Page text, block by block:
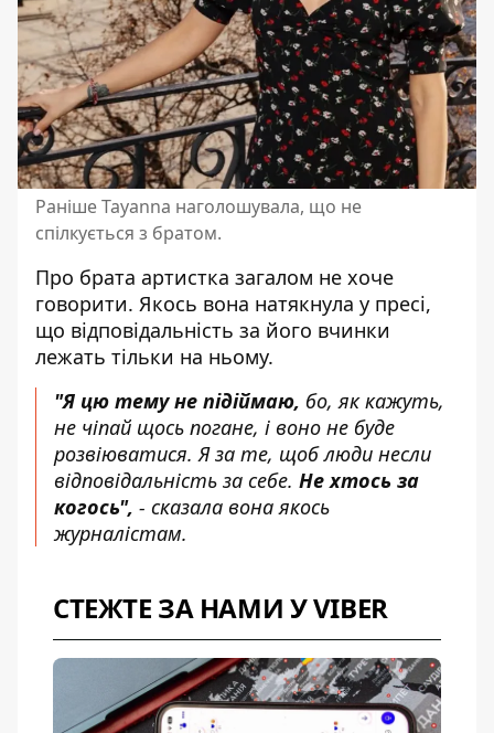
Раніше Tayanna наголошувала, що не
спілкується з братом.
Про брата артистка загалом не хоче
говорити. Якось вона натякнула у пресі,
що відповідальність за його вчинки
лежать тільки на ньому.
"Я цю тему не підіймаю, бо, як кажуть,
не чіпай щось погане, і воно не буде
розвіюватися. Я за те, щоб люди несли
відповідальність за себе. Не хтось за
когось", - сказала вона якось
журналістам.
СТЕЖТЕ ЗА НАМИ У VIBER